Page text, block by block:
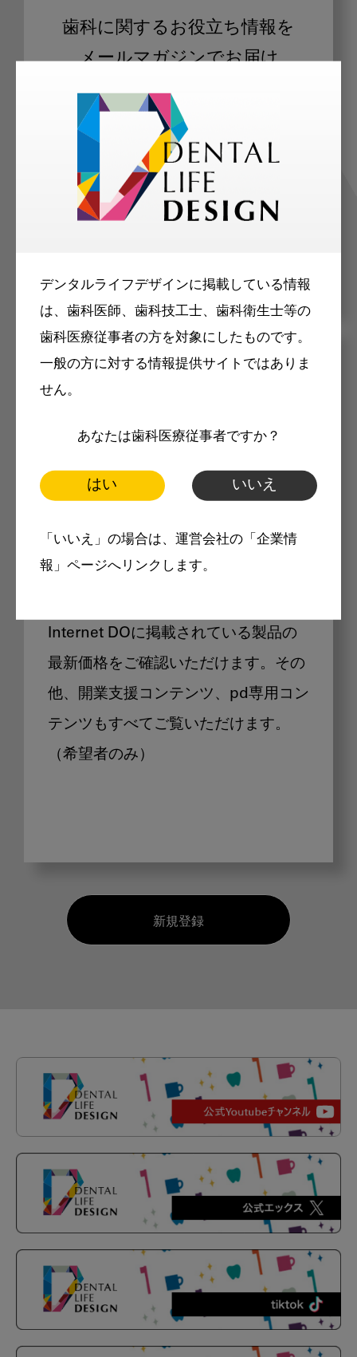
デンタルライフデザインに掲載している情報
は、歯科医師、歯科技工士、歯科衛生士等の
歯科医療従事者の方を対象にしたものです。
一般の方に対する情報提供サイトではありま
せん。
あなたは歯科医療従事者ですか？
はい いいえ
「いいえ」の場合は、運営会社の「企業情
報」ページへリンクします。
歯科に関するお役立ち情報を
メールマガジンでお届け
ご登録いただいた職種（歯科医師、歯
科衛生士、歯科技工士）に合わせた内
容のメールマガジンをお届けします。
メリット
製品価格も閲覧可能
Internet DOに掲載されている製品の
最新価格をご確認いただけます。その
他、開業支援コンテンツ、pd専用コン
テンツもすべてご覧いただけます。
（希望者のみ）
新規登録